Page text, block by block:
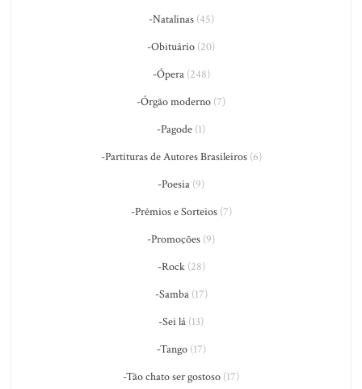
-Natalinas(45)
-Obituário (20)
-Ópera(248)
-Órgão moderno (7)
-Pagode (1)
-Partituras de Autores Brasileiros(6)
-Poesia (9)
-Prêmios e Sorteios(7)
-Promoções (9)
-Rock(28)
-Samba(17)
-Sei lá (13)
-Tango(17)
-Tão chato ser gostoso (17)